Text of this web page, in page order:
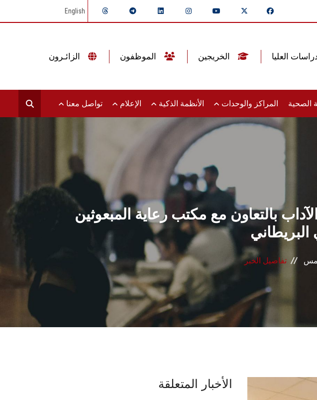
English
الصحية المراكز والوحدات الأنظمة الذكية الإعلام تواصل معنا
بالتعاون مع مكتب رعاية المبعوثين
تفاصيل الخبر
الأخبار المتعلقة